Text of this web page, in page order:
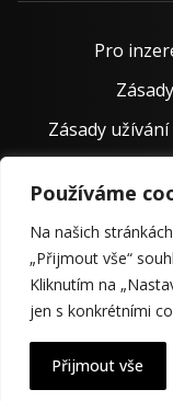
Používáme
Na našich
„Přijmout vše“
Kliknutím na
jen s konkrétními
Přijmout vše
Pro
Zásady
© 2011 – 2026 Jiří